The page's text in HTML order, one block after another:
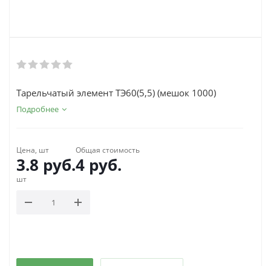
Тарельчатый элемент ТЭ60(5,5) (мешок 1000)
Подробнее
Цена, шт
3.8 руб.
Общая стоимость
4 руб.
шт